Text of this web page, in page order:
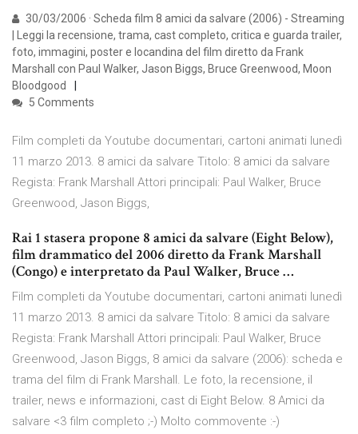
30/03/2006 · Scheda film 8 amici da salvare (2006) - Streaming
| Leggi la recensione, trama, cast completo, critica e guarda trailer,
foto, immagini, poster e locandina del film diretto da Frank
Marshall con Paul Walker, Jason Biggs, Bruce Greenwood, Moon
Bloodgood
5 Comments
Film completi da Youtube documentari, cartoni animati lunedì
11 marzo 2013. 8 amici da salvare Titolo: 8 amici da salvare
Regista: Frank Marshall Attori principali: Paul Walker, Bruce
Greenwood, Jason Biggs,
Rai 1 stasera propone 8 amici da salvare (Eight Below),
film drammatico del 2006 diretto da Frank Marshall
(Congo) e interpretato da Paul Walker, Bruce …
Film completi da Youtube documentari, cartoni animati lunedì
11 marzo 2013. 8 amici da salvare Titolo: 8 amici da salvare
Regista: Frank Marshall Attori principali: Paul Walker, Bruce
Greenwood, Jason Biggs, 8 amici da salvare (2006): scheda e
trama del film di Frank Marshall. Le foto, la recensione, il
trailer, news e informazioni, cast di Eight Below. 8 Amici da
salvare <3 film completo ;-) Molto commovente :-)